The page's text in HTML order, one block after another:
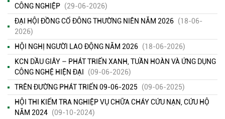
CÔNG NGHIỆP (29-06-2026)
ĐẠI HỘI ĐỒNG CỔ ĐÔNG THƯỜNG NIÊN NĂM 2026 (18-06-
2026)
HỘI NGHỊ NGƯỜI LAO ĐỘNG NĂM 2026 (18-06-2026)
KCN DẦU GIÂY – PHÁT TRIỂN XANH, TUẦN HOÀN VÀ ỨNG DỤNG
CÔNG NGHỆ HIỆN ĐẠI
(09-06-2026)
TRÊN ĐƯỜNG PHÁT TRIỂN 09-06-2025
(09-06-2025)
HỘI THI KIỂM TRA NGHIỆP VỤ CHỮA CHÁY CỨU NẠN, CỨU HỘ
NĂM 2024 (09-10-2024)